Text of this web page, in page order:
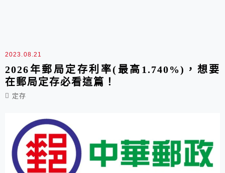
2023.08.21
2026年郵局定存利率(最高1.740%)，想要
在郵局定存必看這篇！
定存